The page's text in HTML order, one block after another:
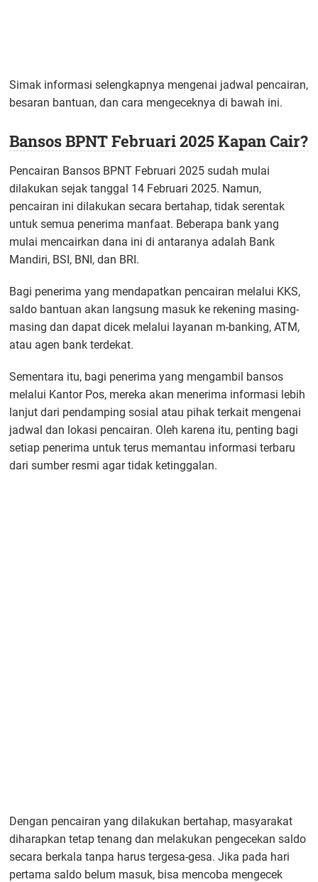
Simak informasi selengkapnya mengenai jadwal pencairan,
besaran bantuan, dan cara mengeceknya di bawah ini.
Bansos BPNT Februari 2025 Kapan Cair?
Pencairan Bansos BPNT Februari 2025 sudah mulai
dilakukan sejak tanggal 14 Februari 2025. Namun,
pencairan ini dilakukan secara bertahap, tidak serentak
untuk semua penerima manfaat. Beberapa bank yang
mulai mencairkan dana ini di antaranya adalah Bank
Mandiri, BSI, BNI, dan BRI.
Bagi penerima yang mendapatkan pencairan melalui KKS,
saldo bantuan akan langsung masuk ke rekening masing-
masing dan dapat dicek melalui layanan m-banking, ATM,
atau agen bank terdekat.
Sementara itu, bagi penerima yang mengambil bansos
melalui Kantor Pos, mereka akan menerima informasi lebih
lanjut dari pendamping sosial atau pihak terkait mengenai
jadwal dan lokasi pencairan. Oleh karena itu, penting bagi
setiap penerima untuk terus memantau informasi terbaru
dari sumber resmi agar tidak ketinggalan.
Dengan pencairan yang dilakukan bertahap, masyarakat
diharapkan tetap tenang dan melakukan pengecekan saldo
secara berkala tanpa harus tergesa-gesa. Jika pada hari
pertama saldo belum masuk, bisa mencoba mengecek